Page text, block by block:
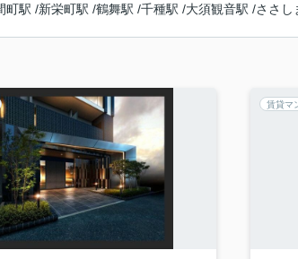
町駅 /新栄町駅 /鶴舞駅 /千種駅 /大須観音駅 /ささし
賃貸マ